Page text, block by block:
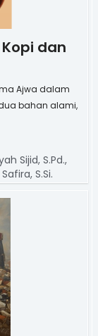
dan
Ajwa dalam
bahan alami,
Sijid, S.Pd.,
S.Si.